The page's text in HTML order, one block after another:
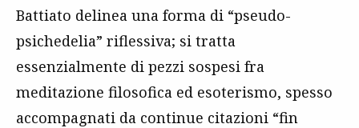
Battiato delinea una forma di “pseudo-
psichedelia” riflessiva; si tratta
essenzialmente di pezzi sospesi fra
meditazione filosofica ed esoterismo, spesso
accompagnati da continue citazioni “fin